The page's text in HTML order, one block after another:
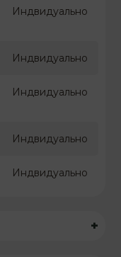
Индвидуально
Индвидуально
Индвидуально
Индвидуально
Индвидуально
+